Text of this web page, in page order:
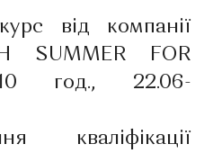
від компанії
SUMMER FOR
год., 22.06-
кваліфікації